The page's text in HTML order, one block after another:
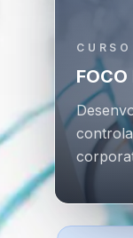
FOCO